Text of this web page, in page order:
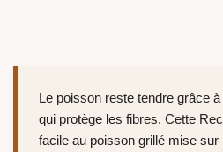
Le poisson reste tendre grâce
qui protège les fibres. Cette
facile au poisson grillé mise